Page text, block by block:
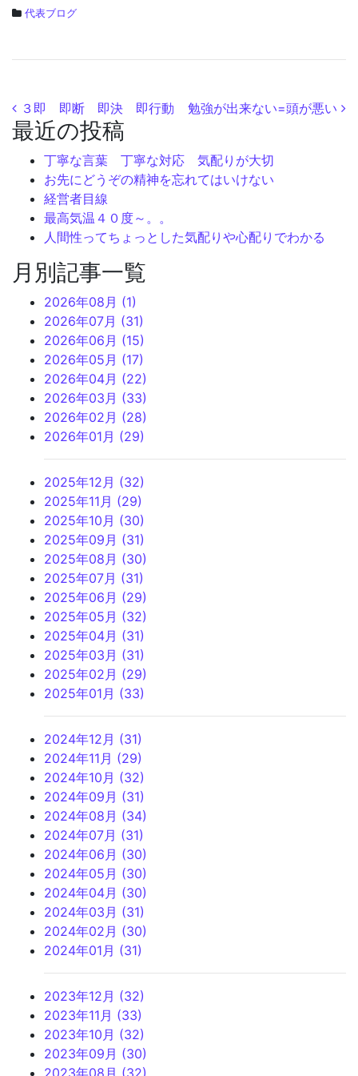
代表ブログ
投稿ナビゲーション
３即 即断 即決 即行動 勉強が出来ない=頭が悪い
最近の投稿
丁寧な言葉 丁寧な対応 気配りが大切
お先にどうぞの精神を忘れてはいけない
経営者目線
最高気温４０度～。。
人間性ってちょっとした気配りや心配りでわかる
月別記事一覧
2026年08月 (1)
2026年07月 (31)
2026年06月 (15)
2026年05月 (17)
2026年04月 (22)
2026年03月 (33)
2026年02月 (28)
2026年01月 (29)
2025年12月 (32)
2025年11月 (29)
2025年10月 (30)
2025年09月 (31)
2025年08月 (30)
2025年07月 (31)
2025年06月 (29)
2025年05月 (32)
2025年04月 (31)
2025年03月 (31)
2025年02月 (29)
2025年01月 (33)
2024年12月 (31)
2024年11月 (29)
2024年10月 (32)
2024年09月 (31)
2024年08月 (34)
2024年07月 (31)
2024年06月 (30)
2024年05月 (30)
2024年04月 (30)
2024年03月 (31)
2024年02月 (30)
2024年01月 (31)
2023年12月 (32)
2023年11月 (33)
2023年10月 (32)
2023年09月 (30)
2023年08月 (32)